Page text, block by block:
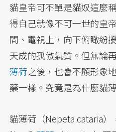
貓皇帝可不單是貓奴這麼
得自己就像不可一世的皇
間、電視上，向下俯瞰紛
天成的孤傲氣質。但無論
薄荷之後，也會不顧形象
藥一樣。究竟是為什麼貓
貓薄荷（Nepeta cataria